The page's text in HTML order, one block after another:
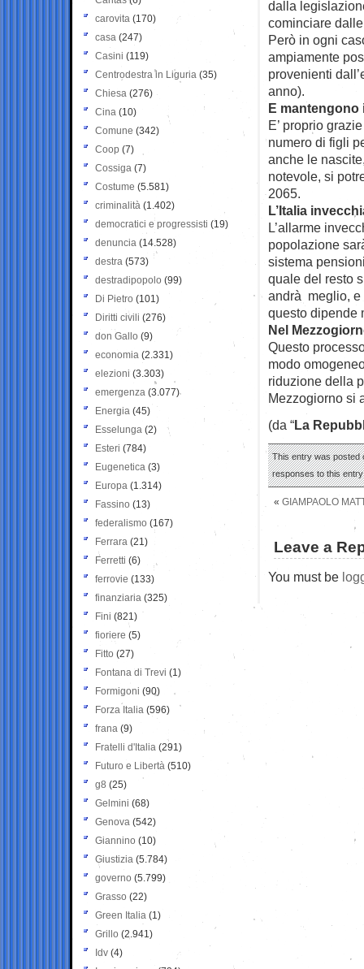
dalla
cominciare
Però in ogni
ampiamente
provenienti
anno).
E mantengono
E’ proprio
numero di figli
anche le
notevole, si
2065.
L’Italia
L’allarme
popolazione
sistema
quale del resto
andrà meglio, e
questo dipende
Nel
Questo
modo
riduzione della
Mezzogiorno si
(da “La
This entry was posted
responses to this
« GIAMPAOLO
Leave a
You must be
carovita (170)
casa (247)
Casini (119)
Centrodestra in Liguria (35)
Chiesa (276)
Cina (10)
Comune (342)
Coop (7)
Cossiga (7)
Costume (5.581)
criminalità (1.402)
democratici e progressisti (19)
denuncia (14.528)
destra (573)
destradipopolo (99)
Di Pietro (101)
Diritti civili (276)
don Gallo (9)
economia (2.331)
elezioni (3.303)
emergenza (3.077)
Energia (45)
Esselunga (2)
Esteri (784)
Eugenetica (3)
Europa (1.314)
Fassino (13)
federalismo (167)
Ferrara (21)
Ferretti (6)
ferrovie (133)
finanziaria (325)
Fini (821)
fioriere (5)
Fitto (27)
Fontana di Trevi (1)
Formigoni (90)
Forza Italia (596)
frana (9)
Fratelli d'Italia (291)
Futuro e Libertà (510)
g8 (25)
Gelmini (68)
Genova (542)
Giannino (10)
Giustizia (5.784)
governo (5.799)
Grasso (22)
Green Italia (1)
Grillo (2.941)
Idv (4)